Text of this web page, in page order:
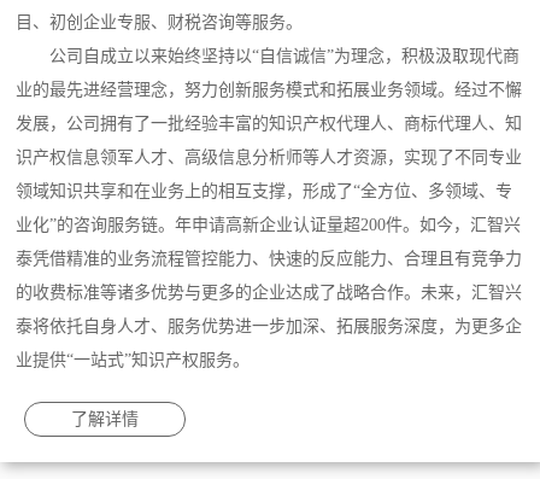
目、初创企业专服、财税咨询等服务。
公司自成立以来始终坚持以“自信诚信”为理念，积极汲取现代商
业的最先进经营理念，努力创新服务模式和拓展业务领域。经过不懈
发展，公司拥有了一批经验丰富的知识产权代理人、商标代理人、知
识产权信息领军人才、高级信息分析师等人才资源，实现了不同专业
领域知识共享和在业务上的相互支撑，形成了“全方位、多领域、专
业化”的咨询服务链。年申请高新企业认证量超200件。如今，汇智兴
泰凭借精准的业务流程管控能力、快速的反应能力、合理且有竞争力
的收费标准等诸多优势与更多的企业达成了战略合作。未来，汇智兴
泰将依托自身人才、服务优势进一步加深、拓展服务深度，为更多企
业提供“一站式”知识产权服务。
了解详情